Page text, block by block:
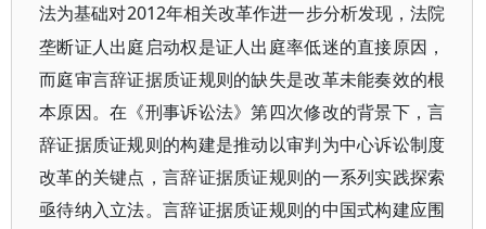
法为基础对2012年相关改革作进一步分析发现，法院
垄断证人出庭启动权是证人出庭率低迷的直接原因，
而庭审言辞证据质证规则的缺失是改革未能奏效的根
本原因。在《刑事诉讼法》第四次修改的背景下，言
辞证据质证规则的构建是推动以审判为中心诉讼制度
改革的关键点，言辞证据质证规则的一系列实践探索
亟待纳入立法。言辞证据质证规则的中国式构建应围